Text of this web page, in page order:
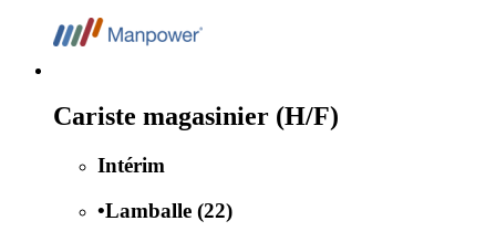
Cariste magasinier (H/F)
Intérim
•Lamballe (22)